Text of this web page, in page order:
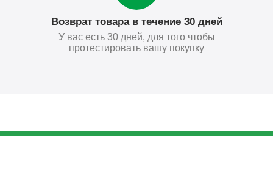
Возврат товара в течение 30 дней
У вас есть 30 дней, для того чтобы
протестировать вашу покупку